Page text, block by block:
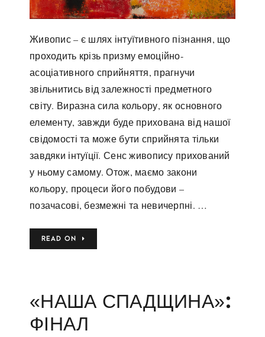
Живопис – є шлях інтуїтивного пізнання, що
проходить крізь призму емоційно-
асоціативного сприйняття, прагнучи
звільнитись від залежності предметного
світу. Виразна сила кольору, як основного
елементу, завжди буде прихована від нашої
свідомості та може бути сприйнята тільки
завдяки інтуїції. Сенс живопису прихований
у ньому самому. Отож, маємо закони
кольору, процеси його побудови –
позачасові, безмежні та невичерпні. …
READ ON
«НАША СПАДЩИНА»:
ФІНАЛ